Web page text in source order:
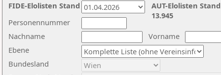
Nachname
Vorname
Ebene
Personennummer
Bundesland
AUT-Elolisten
13.945
FIDE-Elolisten Stand